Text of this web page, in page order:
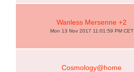
Wanless Mersenne +2
Mon 13 Nov 2017 11:01:59 PM CET
Cosmology@home